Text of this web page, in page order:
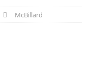
McBillard